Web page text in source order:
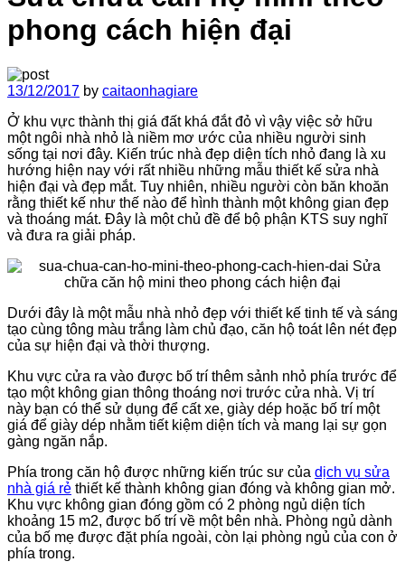
phong cách hiện đại
13/12/2017 by caitaonhagiare
Ở khu vực thành thị giá đất khá đắt đỏ vì vậy việc sở hữu
một ngôi nhà nhỏ là niềm mơ ước của nhiều người sinh
sống tại nơi đây. Kiến trúc nhà đẹp diện tích nhỏ đang là xu
hướng hiện nay với rất nhiều những mẫu thiết kế sửa nhà
hiện đại và đẹp mắt. Tuy nhiên, nhiều người còn băn khoăn
rằng thiết kế như thế nào để hình thành một không gian đẹp
và thoáng mát. Đây là một chủ đề để bộ phận KTS suy nghĩ
và đưa ra giải pháp.
Dưới đây là một mẫu nhà nhỏ đẹp với thiết kế tinh tế và sáng
tạo cùng tông màu trắng làm chủ đạo, căn hộ toát lên nét đẹp
của sự hiện đại và thời thượng.
Khu vực cửa ra vào được bố trí thêm sảnh nhỏ phía trước để
tạo một không gian thông thoáng nơi trước cửa nhà. Vị trí
này bạn có thể sử dụng để cất xe, giày dép hoặc bố trí một
giá để giày dép nhằm tiết kiệm diện tích và mang lại sự gọn
gàng ngăn nắp.
Phía trong căn hộ được những kiến trúc sư của dịch vụ sửa
nhà giá rẻ thiết kế thành không gian đóng và không gian mở.
Khu vực không gian đóng gồm có 2 phòng ngủ diện tích
khoảng 15 m2, được bố trí về một bên nhà. Phòng ngủ dành
của bố mẹ được đặt phía ngoài, còn lại phòng ngủ của con ở
phía trong.